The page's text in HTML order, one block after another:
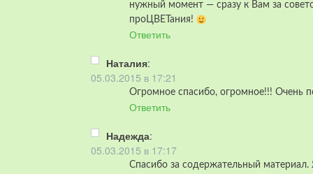
нужный момент — сразу к Вам за
проЦВЕТания!
Ответить
Наталия:
05.03.2015 в 17:21
Огромное спасибо, огромное!!! Очень
Ответить
Надежда:
05.03.2015 в 17:17
Спасибо за содержательный материал.